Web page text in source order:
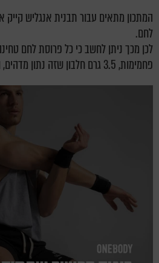
לחם.
פחמימות, 3.5 גרם חלבון שזה נתון מדהים, וכ- 5.4 גרם שומן.